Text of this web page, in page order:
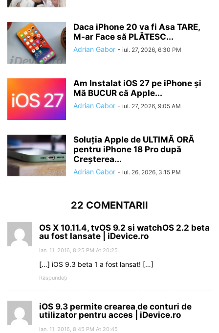
Daca iPhone 20 va fi Asa TARE,
M-ar Face să PLĂTESC...
Adrian Gabor - iul. 27, 2026, 6:30 PM
Am Instalat iOS 27 pe iPhone și
Mă BUCUR că Apple...
Adrian Gabor - iul. 27, 2026, 9:05 AM
Soluția Apple de ULTIMĂ ORĂ
pentru iPhone 18 Pro după
Creșterea...
Adrian Gabor - iul. 26, 2026, 3:15 PM
22 COMENTARII
OS X 10.11.4, tvOS 9.2 si watchOS 2.2 beta
au fost lansate | iDevice.ro
ian. 11, 2016, 8:25 PM At 20:25
[…] iOS 9.3 beta 1 a fost lansat! […]
Răspundeți
iOS 9.3 permite crearea de conturi de
utilizator pentru acces | iDevice.ro
ian. 11, 2016, 8:45 PM At 20:45